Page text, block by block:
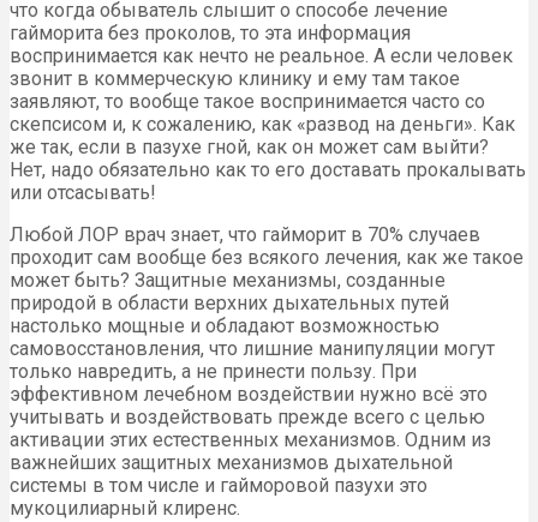
что когда обыватель слышит о способе лечение
гайморита без проколов, то эта информация
воспринимается как нечто не реальное. А если человек
звонит в коммерческую клинику и ему там такое
заявляют, то вообще такое воспринимается часто со
скепсисом и, к сожалению, как «развод на деньги». Как
же так, если в пазухе гной, как он может сам выйти?
Нет, надо обязательно как то его доставать прокалывать
или отсасывать!
Любой ЛОР врач знает, что гайморит в 70% случаев
проходит сам вообще без всякого лечения, как же такое
может быть? Защитные механизмы, созданные
природой в области верхних дыхательных путей
настолько мощные и обладают возможностью
самовосстановления, что лишние манипуляции могут
только навредить, а не принести пользу. При
эффективном лечебном воздействии нужно всё это
учитывать и воздействовать прежде всего с целью
активации этих естественных механизмов. Одним из
важнейших защитных механизмов дыхательной
системы в том числе и гайморовой пазухи это
мукоцилиарный клиренс.